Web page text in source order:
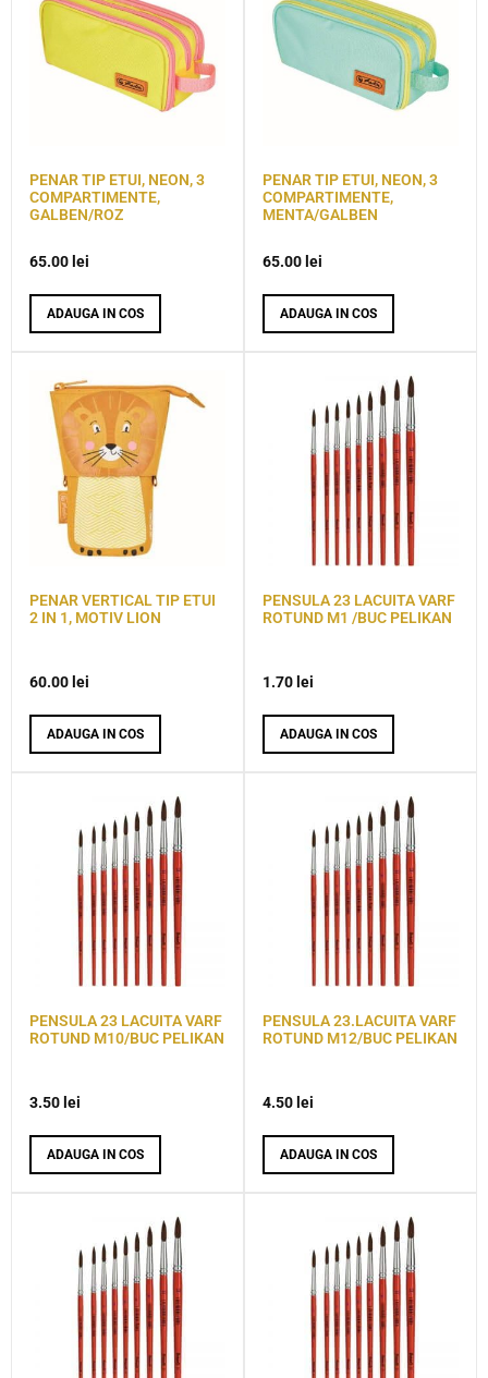
PENAR TIP ETUI, NEON, 3
COMPARTIMENTE,
GALBEN/ROZ
65.00 lei
ADAUGA IN COS
PENAR TIP ETUI, NEON, 3
COMPARTIMENTE,
MENTA/GALBEN
65.00 lei
ADAUGA IN COS
PENAR VERTICAL TIP ETUI
2 IN 1, MOTIV LION
60.00 lei
ADAUGA IN COS
PENSULA 23 LACUITA VARF
ROTUND M1 /BUC PELIKAN
1.70 lei
ADAUGA IN COS
PENSULA 23 LACUITA VARF
ROTUND M10/BUC PELIKAN
3.50 lei
ADAUGA IN COS
PENSULA 23.LACUITA VARF
ROTUND M12/BUC PELIKAN
4.50 lei
ADAUGA IN COS